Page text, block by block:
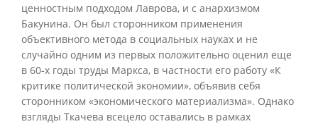
ценностным подходом Лаврова, и с анархизмом
Бакунина. Он был сторонником применения
объективного метода в социальных науках и не
случайно одним из первых положительно оценил еще
в 60-х годы труды Маркса, в частности его работу «К
критике политической экономии», объявив себя
сторонником «экономического материализма». Однако
взгляды Ткачева всецело оставались в рамках